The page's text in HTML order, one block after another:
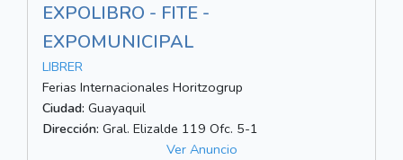
EXPOLIBRO - FITE -
EXPOMUNICIPAL
LIBRER
Ferias Internacionales Horitzogrup
Ciudad: Guayaquil
Dirección: Gral. Elizalde 119 Ofc. 5-1
Ver Anuncio